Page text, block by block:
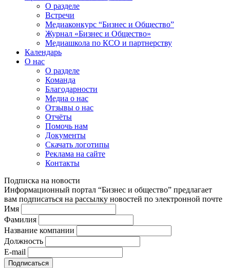
О разделе
Встречи
Медиаконкурс “Бизнес и Общество”
Журнал «Бизнес и Общество»
Медиашкола по КСО и партнерству
Календарь
О нас
О разделе
Команда
Благодарности
Медиа о нас
Отзывы о нас
Отчёты
Помочь нам
Документы
Скачать логотипы
Реклама на сайте
Контакты
Подписка на новости
Информационный портал “Бизнес и общество” предлагает
вам подписаться на рассылку новостей по электронной почте
Имя
Фамилия
Название компании
Должность
E-mail